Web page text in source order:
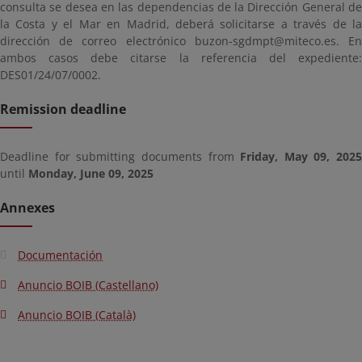
consulta se desea en las dependencias de la Dirección General de
la Costa y el Mar en Madrid, deberá solicitarse a través de la
dirección de correo electrónico buzon-sgdmpt@miteco.es. En
ambos casos debe citarse la referencia del expediente:
DES01/24/07/0002.
Remission deadline
Deadline for submitting documents from Friday, May 09, 2025
until Monday, June 09, 2025
Annexes
Documentación
Anuncio BOIB (Castellano)
Anuncio BOIB (Català)